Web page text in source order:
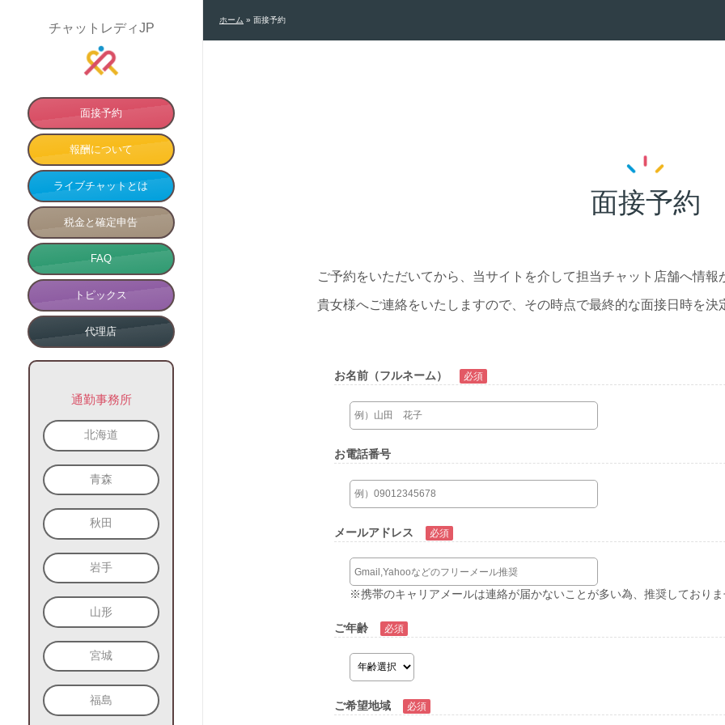
チャットレディJP
面接予約
報酬について
ライブチャットとは
税金と確定申告
FAQ
トピックス
代理店
通勤事務所
北海道
青森
秋田
岩手
山形
宮城
福島
ホーム » 面接予約
面接予約
ご予約をいただいてから、当サイトを介して担当チャット店舗へ情
貴女様へご連絡をいたしますので、その時点で最終的な面接日時を決
お名前（フルネーム）
お電話番号
メールアドレス
※携帯のキャリアメールは連絡が届かないことが多い為、推奨しており
ご年齢
ご希望地域